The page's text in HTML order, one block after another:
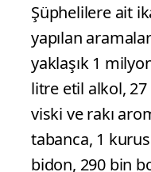
Şüphelilere ait
yapılan
yaklaşık 1
litre etil alkol,
viski ve rakı
tabanca, 1
bidon, 290 bin